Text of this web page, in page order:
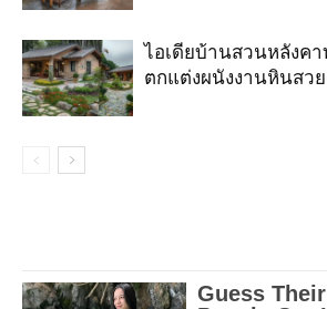
ไอเดียบ้านสวนหลังค
ตกแต่งผนังงานหินสว